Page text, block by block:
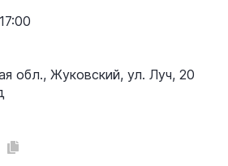
обл., Жуковский, ул. Луч, 20